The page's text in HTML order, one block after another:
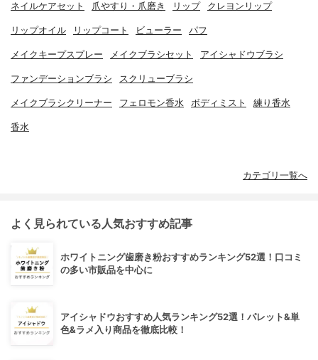
ネイルケアセット 爪やすり・爪磨き リップ クレヨンリップ
リップオイル リップコート ビューラー パフ
メイクキープスプレー メイクブラシセット アイシャドウブラシ
ファンデーションブラシ スクリューブラシ
メイクブラシクリーナー フェロモン香水 ボディミスト 練り香水
香水
カテゴリ一覧へ
よく見られている人気おすすめ記事
ホワイトニング歯磨き粉おすすめランキング52選！口コミ
の多い市販品を中心に
アイシャドウおすすめ人気ランキング52選！パレット&単
色&ラメ入り商品を徹底比較！